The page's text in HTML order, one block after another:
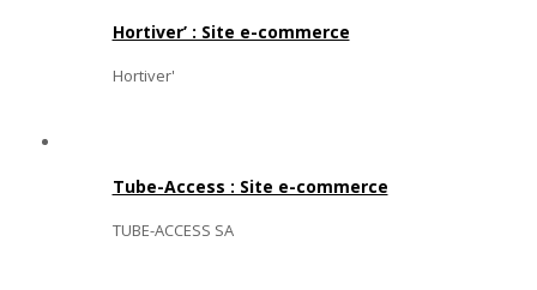
Hortiver’ : Site e-commerce
Hortiver'
Tube-Access : Site e-commerce
TUBE-ACCESS SA